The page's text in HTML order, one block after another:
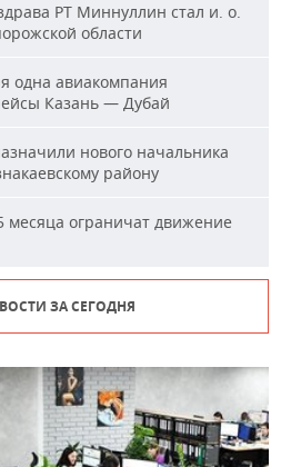
РТ Миннуллин стал и. о.
области
одна авиакомпания
Казань — Дубай
нового начальника
району
месяца ограничат движение
ЗА СЕГОДНЯ